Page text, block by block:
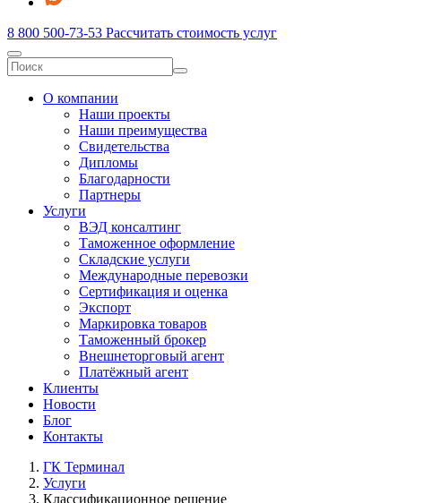
8 800 500-73-53 Рассчитать стоимость услуг
О компании
Наши проекты
Наши преимущества
Свидетельства
Дипломы
Благодарности
Партнеры
Услуги
ВЭД консалтинг
Таможенное оформление
Складские услуги
Международные перевозки
Сертификация и оценка
Экспорт
Маркировка товаров
Таможенный брокер
Внешнеторговый агент
Платёжный агент
Клиенты
Новости
Блог
Контакты
ГК Терминал
Услуги
Классификационное решение